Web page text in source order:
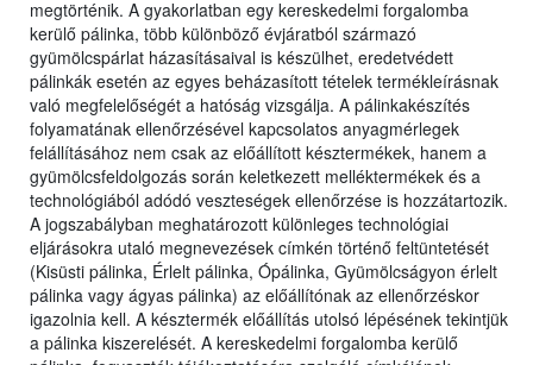
megtörténik. A gyakorlatban egy kereskedelmi forgalomba
kerülő pálinka, több különböző évjáratból származó
gyümölcspárlat házasításaival is készülhet, eredetvédett
pálinkák esetén az egyes beházasított tételek termékleírásnak
való megfelelőségét a hatóság vizsgálja. A pálinkakészítés
folyamatának ellenőrzésével kapcsolatos anyagmérlegek
felállításához nem csak az előállított késztermékek, hanem a
gyümölcsfeldolgozás során keletkezett melléktermékek és a
technológiából adódó veszteségek ellenőrzése is hozzátartozik.
A jogszabályban meghatározott különleges technológiai
eljárásokra utaló megnevezések címkén történő feltüntetését
(Kisüsti pálinka, Érlelt pálinka, Ópálinka, Gyümölcságyon érlelt
pálinka vagy ágyas pálinka) az előállítónak az ellenőrzéskor
igazolnia kell. A késztermék előállítás utolsó lépésének tekintjük
a pálinka kiszerelését. A kereskedelmi forgalomba kerülő